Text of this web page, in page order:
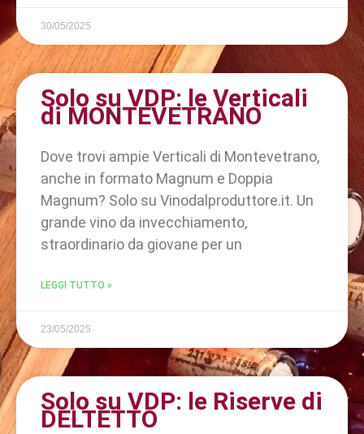
30/05/2025
Solo su VDP: le Verticali
di MONTEVETRANO
Dove trovi ampie Verticali di Montevetrano,
anche in formato Magnum e Doppia
Magnum? Solo su Vinodalproduttore.it. Un
grande vino da invecchiamento,
straordinario da giovane per un
LEGGI TUTTO »
23/05/2025
Solo su VDP: le Riserve di
DELTETTO